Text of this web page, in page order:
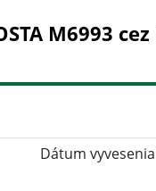
M6993
Dátum